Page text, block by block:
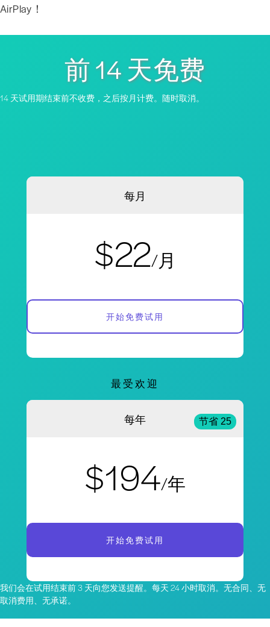
AirPlay！
前 14 天免费
14 天试用期结束前不收费，之后按月计费。随时取消。
每月
$22/月
开始免费试用
最受欢迎
每年 节省 25
$194/年
开始免费试用
我们会在试用结束前 3 天向您发送提醒。每天 24 小时取消。无合同、无
取消费用、无承诺。